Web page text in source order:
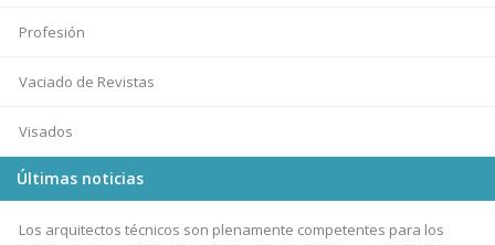
Profesión
Vaciado de Revistas
Visados
Últimas noticias
Los arquitectos técnicos son plenamente competentes para los